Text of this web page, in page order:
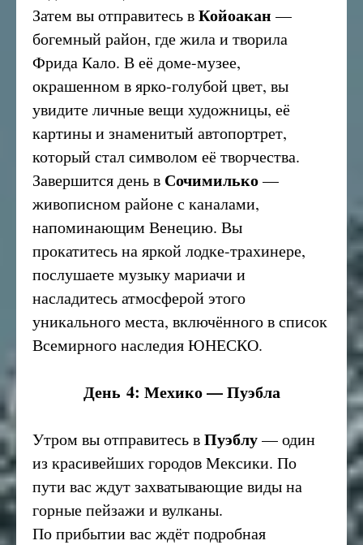
Затем вы отправитесь вКойоакан —
богемный район, где жила и творила
Фрида Кало. В её доме-музее,
окрашенном в ярко-голубой цвет, вы
увидите личные вещи художницы, её
картины и знаменитый автопортрет,
который стал символом её творчества.
Завершится день в Сочимилько—
живописном районе с каналами,
напоминающим Венецию. Вы
прокатитесь на яркой лодке-трахинере,
послушаете музыку мариачи и
насладитесь атмосферой этого
уникального места, включённого в список
Всемирного наследия ЮНЕСКО.
День 4: Мехико — Пуэбла
Утром вы отправитесь вПуэблу— один
из красивейших городов Мексики. По
пути вас ждут захватывающие виды на
горные пейзажи и вулканы.
По прибытии вас ждёт подробная